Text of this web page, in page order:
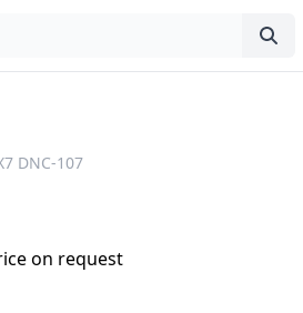
DNC-107
on request